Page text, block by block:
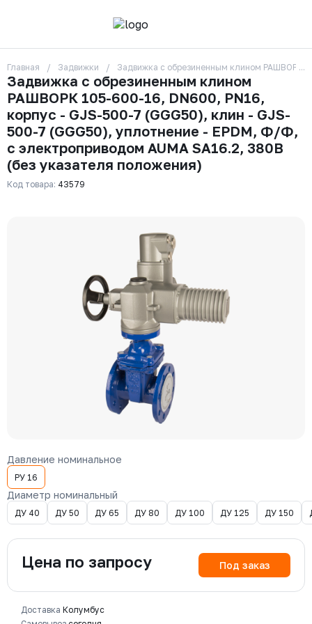
О компании
Контакты
Бренды
Отзывы
Сотрудники
Вакансии
Доставка
Оплата
Вопрос-ответ
Заказать звонок
zakaz325@ks-rus.com
Email для связи
Одинцово, Внуковская 9, пав. 31
Пункт выдачи заказов
Главная Задвижки Задвижка с обрезиненным клином РАШВОРК
Задвижка с обрезиненным клином
РАШВОРК 105-600-16, DN600, PN16,
корпус - GJS-500-7 (GGG50), клин - GJS-
500-7 (GGG50), уплотнение - EPDM, Ф/Ф,
с электроприводом AUMA SA16.2, 380В
(без указателя положения)
Код товара: 43579
Давление номинальное
РУ 16
Диаметр номинальный
ДУ 40 ДУ 50 ДУ 65 ДУ 80 ДУ 100 ДУ 125 ДУ 150
Цена по запросу Под заказ
Доставка Колумбус